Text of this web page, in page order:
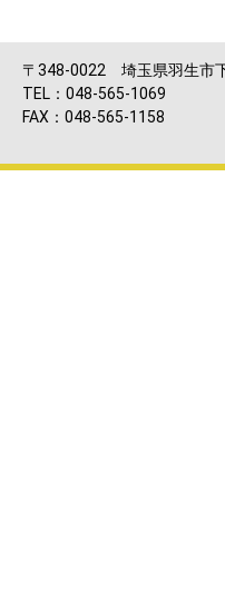
〒348-0022 埼玉県羽生市
TEL：048-565-1069
FAX：048-565-1158